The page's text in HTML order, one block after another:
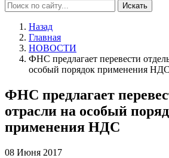
Искать
Назад
Главная
НОВОСТИ
ФНС предлагает перевести
особый порядок применения НДС
ФНС предлагает
отрасли на особый
применения НДС
08 Июня 2017